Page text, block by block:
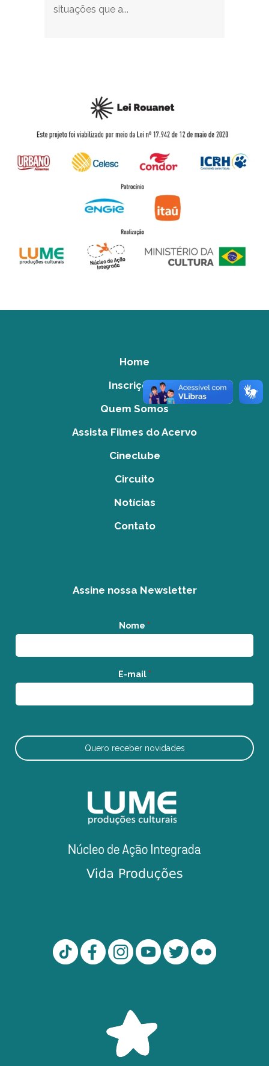
situações que a...
Home
Inscrições
Quem Somos
Assista Filmes do Acervo
Cineclube
Circuito
Notícias
Contato
Assine nossa Newsletter
Nome *
E-mail *
Quero receber novidades